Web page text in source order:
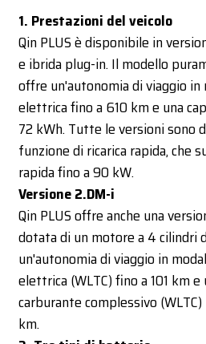
1. Prestazioni del veicolo
Qin PLUS è disponibile in
e ibrida plug-in. Il modello
offre un'autonomia di viaggio
elettrica fino a 610 km e una
72 kWh. Tutte le versioni sono
funzione di ricarica rapida, che
rapida fino a 90 kW.
Versione 2.DM-i
Qin PLUS offre anche una
dotata di un motore a 4 cilindri
un'autonomia di viaggio in
elettrica (WLTC) fino a 101 km
carburante complessivo
km.